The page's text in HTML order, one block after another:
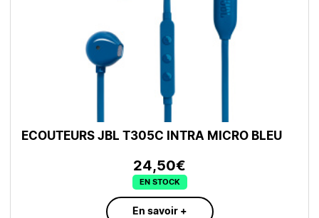
ECOUTEURS JBL T305C INTRA MICRO BLEU
24,50€
EN STOCK
En savoir +